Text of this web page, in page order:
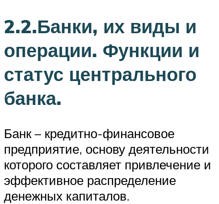
2.2.Банки, их виды и
операции. Функции и
статус центрального
банка.
Банк – кредитно-финансовое
предприятие, основу деятельности
которого составляет привлечение и
эффективное распределение
денежных капиталов.